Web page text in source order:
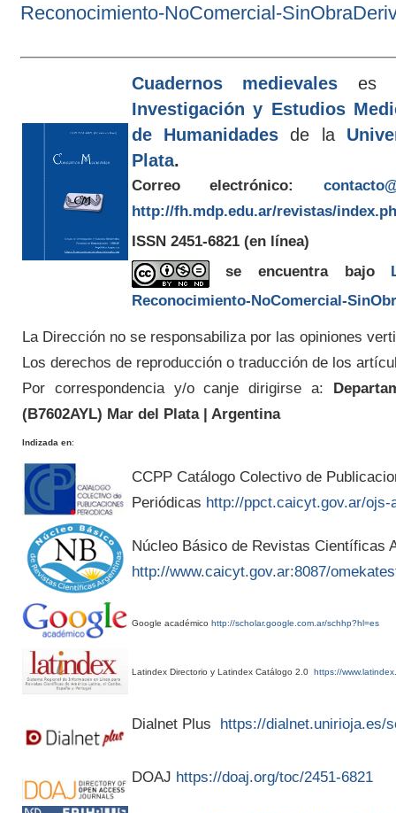
Reconocimiento-NoComercial-
Cuadernos medievales es
Investigación y Estudios
de Humanidades de la
Plata.
Correo electrónico:
http://fh.mdp.edu.ar/revistas/
ISSN 2451-6821 (en línea)
se encuentra bajo
Reconocimiento-NoComercial-
La Dirección no se responsabiliza por las opiniones
Los derechos de reproducción o traducción de los
Por correspondencia y/o canje dirigirse a:
(B7602AYL) Mar del Plata | Argentina
Indizada en:
CCPP Catálogo Colectivo de
Periódicas http://ppct.caicyt.gov.ar/ojs-
Núcleo Básico de Revistas Científicas
http://www.caicyt.gov.ar:8087/
Google académico http://scholar.google.com.ar/schhp?hl=es
Latindex Directorio y Latindex Catálogo 2.0 https://
Dialnet Plus https://dialnet.unirioja.es/
DOAJ https://doaj.org/toc/2451-6821